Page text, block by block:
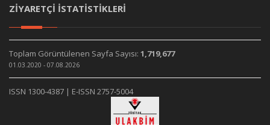
ZİYARETÇİ İSTATİSTİKLERİ
Toplam Görüntülenen Sayfa Sayısı: 1,719,677
01.03.2020 - 07.08.2026
ISSN 1300-4387 | E-ISSN 2757-5004